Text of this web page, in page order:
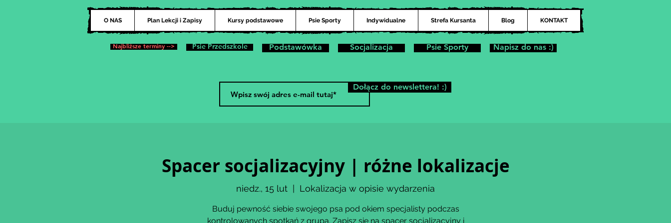
O NAS Plan Lekcji i Zapisy Kursy podstawowe Psie Sporty Indywidualne Strefa Kursanta Blog KONTAKT
Najbliższe terminy --> Psie Przedszkole Podstawówka Socjalizacja Psie Sporty Napisz do nas :)
Spacer socjalizacyjny | różne lokalizacje
niedz., 15 lut Lokalizacja w opisie wydarzenia
Buduj pewność siebie swojego psa pod okiem specjalisty podczas
kontrolowanych spotkań z grupą. Zapisz się na spacer socjalizacyjny i
Dołącz do newslettera! :)